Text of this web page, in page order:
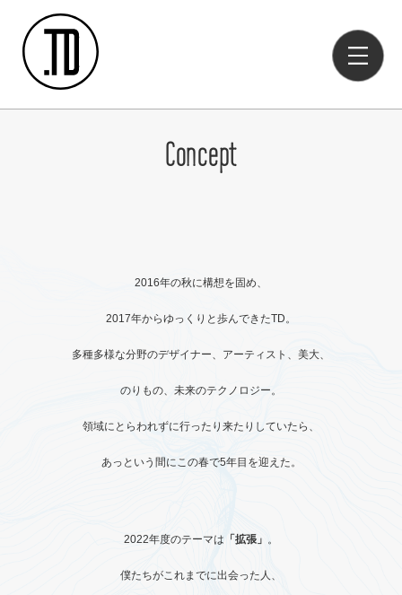
Concept
2016年の秋に構想を固め、
2017年からゆっくりと歩んできたTD。
多種多様な分野のデザイナー、アーティスト、美大、
のりもの、未来のテクノロジー。
領域にとらわれずに行ったり来たりしていたら、
あっという間にこの春で5年目を迎えた。
2022年度のテーマは 「拡張」 。
僕たちがこれまでに出会った人、